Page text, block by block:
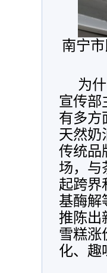
南宁
为
宣传部
有多方
天然奶
传统品
场，与
起跨界
基酶解
推陈出
雪糕涨
化、趣